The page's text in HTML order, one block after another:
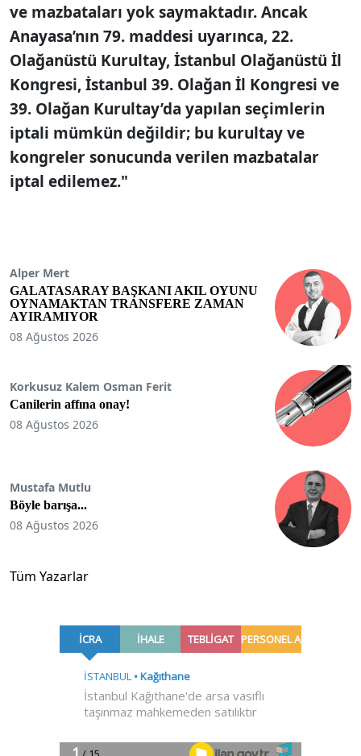
ve mazbataları yok saymaktadır. Ancak
Anayasa’nın 79. maddesi uyarınca, 22.
Olağanüstü Kurultay, İstanbul Olağanüstü İl
Kongresi, İstanbul 39. Olağan İl Kongresi ve
39. Olağan Kurultay’da yapılan seçimlerin
iptali mümkün değildir; bu kurultay ve
kongreler sonucunda verilen mazbatalar
iptal edilemez."
Alper Mert
GALATASARAY BAŞKANI AKIL OYUNU
OYNAMAKTAN TRANSFERE ZAMAN
AYIRAMIYOR
08 Ağustos 2026
Korkusuz Kalem Osman Ferit
Canilerin affına onay!
08 Ağustos 2026
Mustafa Mutlu
Böyle barışa...
08 Ağustos 2026
Tüm Yazarlar